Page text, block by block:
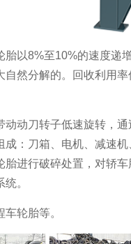
以8%至10%的速度递
然分解的。回收利用
动动刀转子低速旋转，
：刀箱、电机、减速
进行破碎处置，对轿
。
轮胎等。